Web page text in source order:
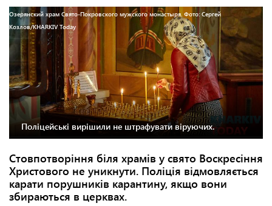
Озерянский храм Свято-Покровского мужского монастыря. Фото: Сергей
Козлов/KHARKIV Today
Поліцейські вирішили не штрафувати віруючих.
Стовпотворіння біля храмів у свято Воскресіння
Христового не уникнути. Поліція відмовляється
карати порушників карантину, якщо вони
збираються в церквах.